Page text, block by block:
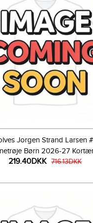
Jorgen Strand Larsen
Børn 2026-27
Korte bukser)
219.40DKK 716.13DKK